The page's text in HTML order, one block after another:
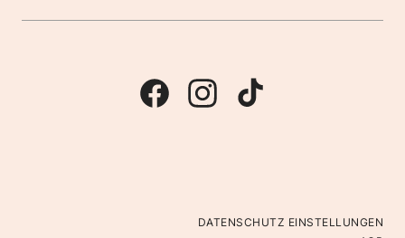
DATENSCHUTZ EINSTELLUNGEN